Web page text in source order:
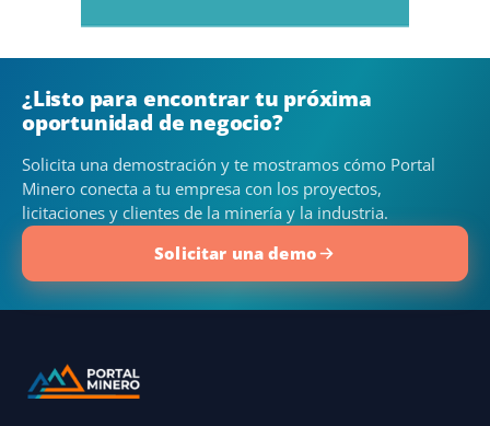
¿Listo para encontrar tu próxima
oportunidad de negocio?
Solicita una demostración y te mostramos cómo Portal
Minero conecta a tu empresa con los proyectos,
licitaciones y clientes de la minería y la industria.
Solicitar una demo